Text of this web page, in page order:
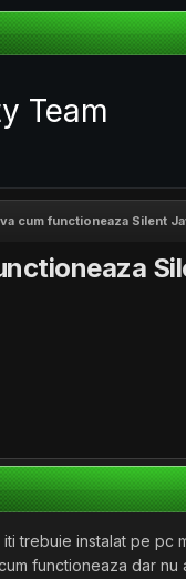
Team
cum functioneaza Silent
trebuie instalat pe pc
functioneaza dar